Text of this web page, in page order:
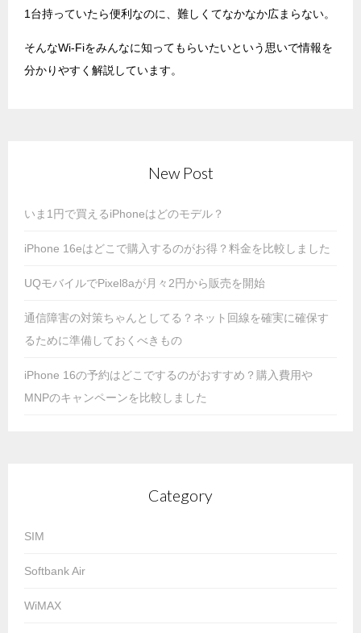
1台持っていたら便利なのに、難しくてなかなか広まらない。
そんなWi-Fiをみんなに知ってもらいたいという思いで情報を
分かりやすく解説しています。
New Post
いま1円で買えるiPhoneはどのモデル？
iPhone 16eはどこで購入するのがお得？料金を比較しました
UQモバイルでPixel8aが月々2円から販売を開始
通信障害の対策ちゃんとしてる？ネット回線を確実に確保す
るために準備しておくべきもの
iPhone 16の予約はどこでするのがおすすめ？購入費用や
MNPのキャンペーンを比較しました
Category
SIM
Softbank Air
WiMAX